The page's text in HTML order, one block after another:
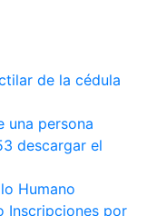
de la cédula
una persona
descargar el
Humano
Inscripciones por